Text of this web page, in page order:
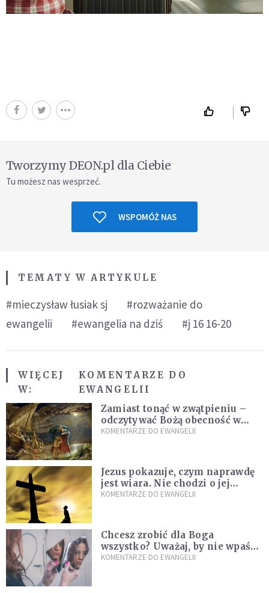
Tworzymy DEON.pl dla Ciebie
Tu możesz nas wesprzeć.
WSPOMÓŻ NAS
TEMATY W ARTYKULE
#mieczysław łusiak sj
#rozważanie do
ewangelii
#ewangelia na dziś #j 16 16-20
WIĘCEJ
W:
KOMENTARZE DO
EWANGELII
Zamiast tonąć w zwątpieniu –
odczytywać Bożą obecność w
burzach codziennego życia
KOMENTARZE DO EWANGELII
Jezus pokazuje, czym naprawdę
jest wiara. Nie chodzi o jej
wielkość
KOMENTARZE DO EWANGELII
Chcesz zrobić dla Boga
wszystko? Uważaj, by nie wpaść
w groźną pułapkę
KOMENTARZE DO EWANGELII